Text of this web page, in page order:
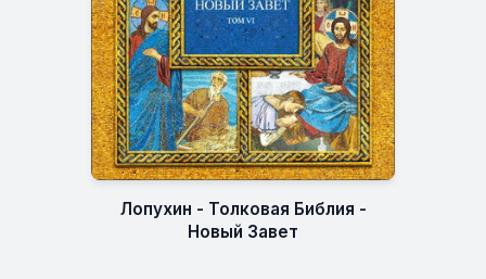
Лопухин - Толковая Библия -
Новый Завет